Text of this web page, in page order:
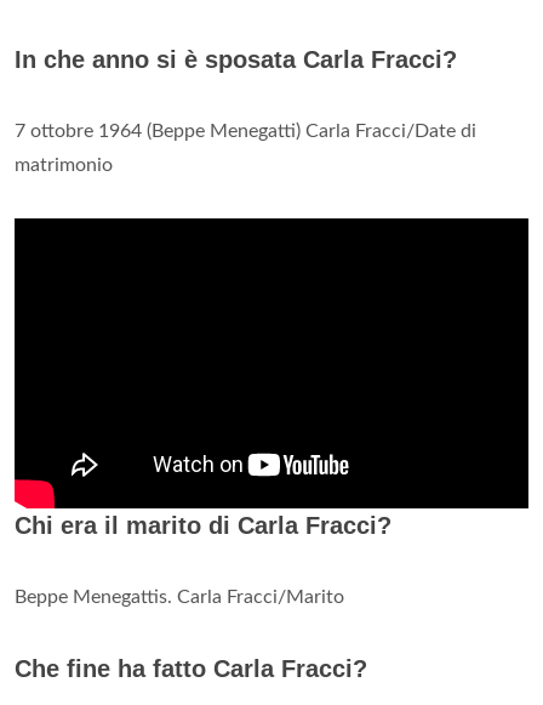
In che anno si è sposata Carla Fracci?
7 ottobre 1964 (Beppe Menegatti) Carla Fracci/Date di
matrimonio
Chi era il marito di Carla Fracci?
Beppe Menegattis. Carla Fracci/Marito
Che fine ha fatto Carla Fracci?